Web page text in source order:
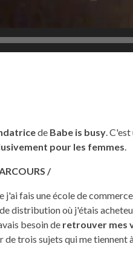
de Babe is busy. C'est
pour les femmes.
/
j'ai fais une école de
distribution où j'étais
besoin de retrouver mes
de trois sujets qui me tiennent